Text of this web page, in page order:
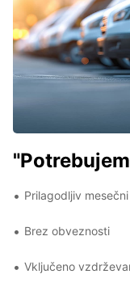
Prilagodljiv
Brez obveznosti
Vključeno